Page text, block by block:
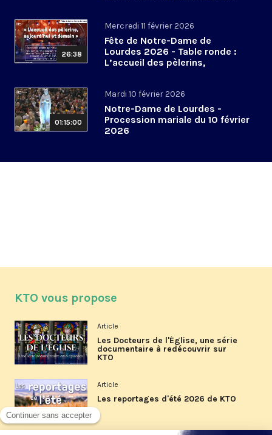
26:38
Mercredi 11 février 2026
Fête de Notre-Dame de
Lourdes 2026 - Table ronde :
L’accueil des pèlerins,
01:15:00
Mardi 10 février 2026
Notre-Dame de Lourdes -
Procession mariale du 10 février
2026
KTO vous propose
Article
Les Docteurs de l'Église, une série
documentaire à redécouvrir sur
KTO
Article
Les reportages d'été 2026 de KTO